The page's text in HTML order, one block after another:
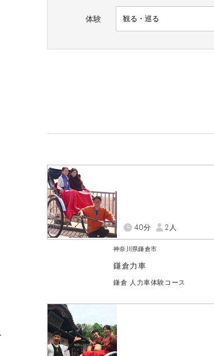
体験
神奈川県鎌倉市
鎌倉力車
鎌倉 人力車体験コース
40分 2人